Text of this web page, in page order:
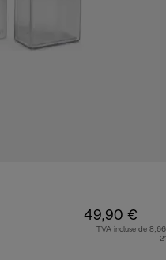
49,90 €
TVA incluse de